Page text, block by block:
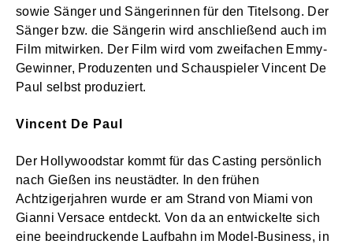
sowie Sänger und Sängerinnen für den Titelsong. Der
Sänger bzw. die Sängerin wird anschließend auch im
Film mitwirken. Der Film wird vom zweifachen Emmy-
Gewinner, Produzenten und Schauspieler Vincent De
Paul selbst produziert.
Vincent De Paul
Der Hollywoodstar kommt für das Casting persönlich
nach Gießen ins neustädter. In den frühen
Achtzigerjahren wurde er am Strand von Miami von
Gianni Versace entdeckt. Von da an entwickelte sich
eine beeindruckende Laufbahn im Model-Business, in